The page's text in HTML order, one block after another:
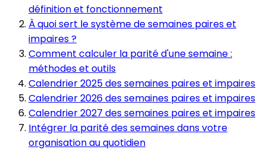
définition et fonctionnement
À quoi sert le système de semaines paires et
impaires ?
Comment calculer la parité d'une semaine :
méthodes et outils
Calendrier 2025 des semaines paires et impaires
Calendrier 2026 des semaines paires et impaires
Calendrier 2027 des semaines paires et impaires
Intégrer la parité des semaines dans votre
organisation au quotidien